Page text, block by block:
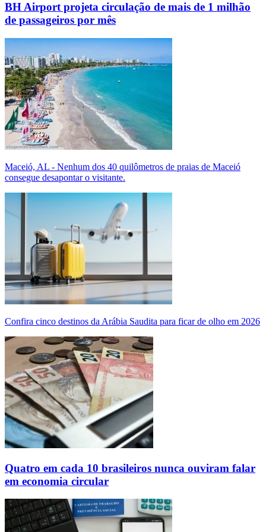
BH Airport projeta circulação de mais de 1 milhão
de passageiros por mês
Maceió, AL - Nenhum dos 40 quilômetros de praias de Maceió
consegue desapontar o visitante.
Confira cinco destinos da Arábia Saudita para ficar de olho em 2026
Quatro em cada 10 brasileiros nunca ouviram falar
em economia circular